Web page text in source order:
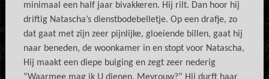
minimaal een half jaar bivakkeren. Hij rilt. Dan hoor hij
driftig Natascha’s dienstbodebelletje. Op een drafje, zo
dat gaat met zijn zeer pijnlijke, gloeiende billen, gaat hij
naar beneden, de woonkamer in en stopt voor Natascha,
Hij maakt een diepe buiging en zegt zeer nederig